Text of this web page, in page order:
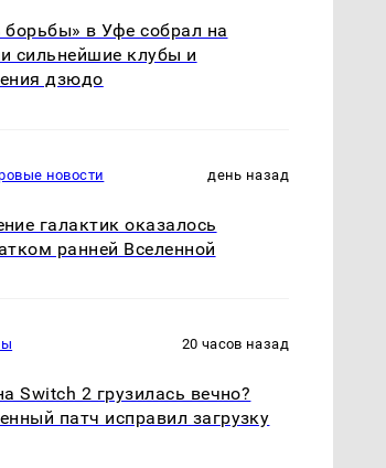
борьбы» в Уфе собрал на
сильнейшие клубы и
дзюдо
новости день назад
галактик оказалось
ранней Вселенной
20 часов назад
Switch 2 грузилась вечно?
патч исправил загрузку